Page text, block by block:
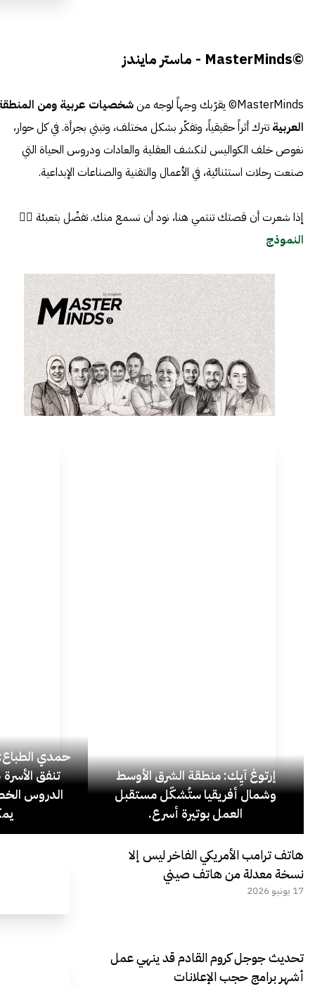
©MasterMinds - ماستر مايندز
MasterMinds© يقرّبك وجهاً لوجه من
شخصيات عربية ومن
العربية تترك أثراً حقيقياً، وتفكّر بشكل مختلف، وتبني بجرأة. في كل حوار،
نغوص خلف الكواليس لنكشف العقلية والعادات ودروس الحياة التي
صنعت رحلات استثنائية، في الأعمال والتقنية والصناعات الإبداعية.
إذا شعرت أن قصتك تنتمي هنا، نود أن نسمع منك. تفضّل بتعبئة 👈🏼
النموذج
إرتوغ آيِك: منطقة الشرق الأوسط
وشمال أفريقيا ستُشكّل مستقبل
العمل بوتيرة أسرع.
حمدي
الدروس
هاتف ترامب الأمريكي الفاخر ليس إلا
نسخة معدلة من هاتف صيني
17 يونيو 2026
تحديث جوجل كروم القادم قد ينهي عمل
أشهر برامج حجب الإعلانات